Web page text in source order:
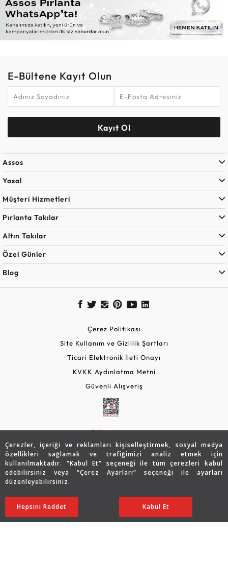
Çerezler, içeriği ve reklamları kişiselleştirmek, sosyal medya
özellikleri sağlamak ve trafiğimizi analiz etmek için
kullanılmaktadır. “Kabul Et” seçeneği ile tüm çerezleri kabul
edebilirsiniz veya “Çerez Ayarları” seçeneği ile ayarları
düzenleyebilirsiniz.
Ayarları Düzenle
Hepsini Reddet Kabul Et
47.271 TL
23.635TL SATIN ALIN
E-Bültene Kayıt Olun
Kayıt Ol
Assos
Yasal
Müşteri Hizmetleri
Pırlanta Takılar
Altın Takılar
Özel Günler
Blog
© 2026 Assos Diamond
Çerez Politikası
Site Kullanım ve Gizlilik Şartları
Ticari Elektronik İleti Onayı
KVKK Aydınlatma Metni
Güvenli Alışveriş
Copyright © 2026 Assos Pırlanta - Bu sitenin tüm hakları